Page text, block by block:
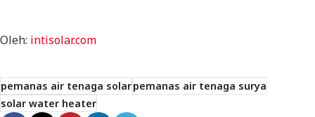
Oleh: intisolar.com
pemanas air tenaga solarpemanas air tenaga surya
solar water heater